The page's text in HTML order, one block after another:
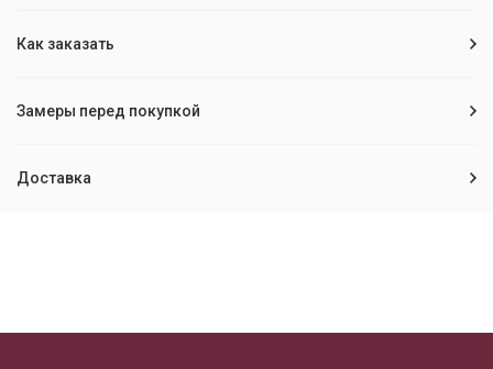
Как заказать
Замеры перед покупкой
Доставка